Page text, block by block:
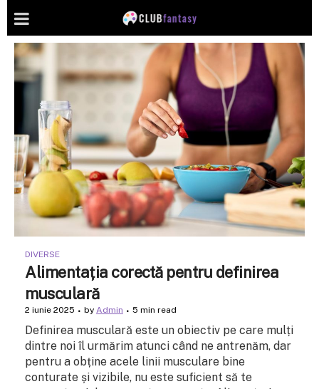
DIVERSE
Alimentația corectă pentru definirea
musculară
2 iunie 2025 by Admin 5 min read
Definirea musculară este un obiectiv pe care mulți
dintre noi îl urmărim atunci când ne antrenăm, dar
pentru a obține acele linii musculare bine
conturate și vizibile, nu este suficient să te